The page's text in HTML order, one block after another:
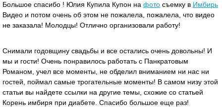
Большое спасибо ! Юлия Купила Купон на фото съемку в Имбирь
Видео и потом очень об этом не пожалела, пожалела, что видео
не заказала! Молодцы! Отлично организовали работу!
Снимали годовщину свадьбы и все остались очень довольны! И
мы и гости! Очень понравилось работать с Панкратовым
Романом, учел все моменты, не обделил вниманием ни нас ни
гостей, поймал самые трогательные моменты! В самом низу этой
статьи вы найдете ссылки на другие темы, схожие со статьей
Корень имбиря при диабете. Спасибо большое еще раз!